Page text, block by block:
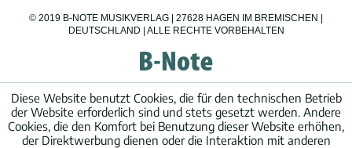
© 2019 B-NOTE MUSIKVERLAG | 27628 HAGEN IM BREMISCHEN |
DEUTSCHLAND | ALLE RECHTE VORBEHALTEN
Diese Website benutzt Cookies, die für den technischen Betrieb
der Website erforderlich sind und stets gesetzt werden. Andere
Cookies, die den Komfort bei Benutzung dieser Website erhöhen,
der Direktwerbung dienen oder die Interaktion mit anderen